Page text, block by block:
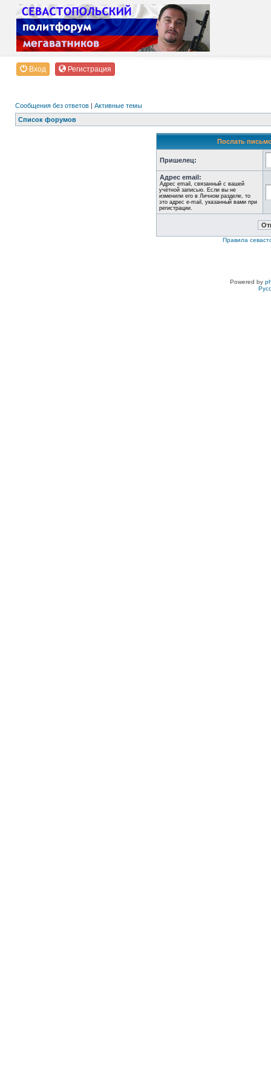
Вход Регистрация
Сообщения без ответов | Активные темы
Список форумов
Послать
Пришелец:
Адрес email:
Адрес email, связанный с вашей
учётной записью. Если вы не
изменили его в Личном разделе, то
это адрес e-mail, указанный вами при
регистрации.
Правила
Powered by